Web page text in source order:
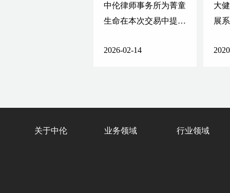
中伦律师事务所为菁童
生命在本次交易中提供
改、交易文件谈判、项
2026-02-14
合
大
展
关于中伦 业务领域 行业领域